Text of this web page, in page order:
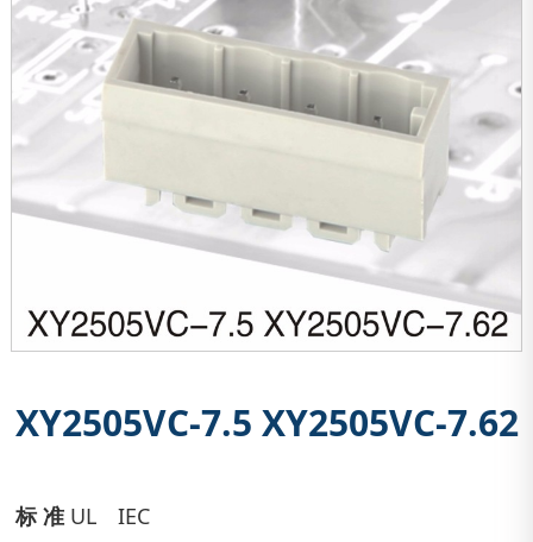
XY2505VC-7.5 XY2505VC-7.62
标 准 UL IEC